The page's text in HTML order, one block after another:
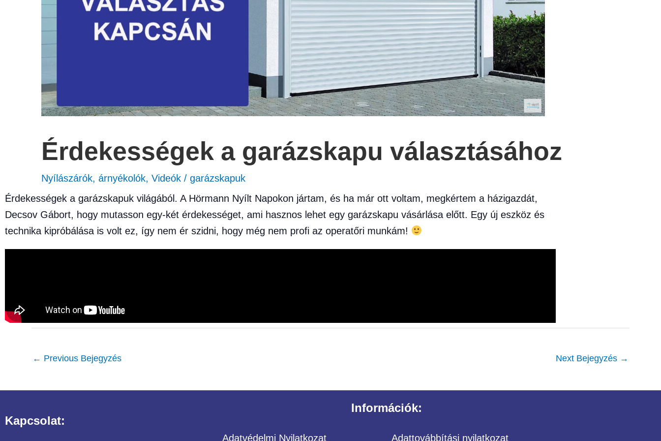
Érdekességek a garázskapu választásához
Nyílászárók, árnyékolók, Videók / garázskapuk
Érdekességek a garázskapuk világából. A Hörmann Nyílt Napokon jártam, és ha már ott voltam, megkértem a házigazdát,
Decsov Gábort, hogy mutasson egy-két érdekességet, ami hasznos lehet egy garázskapu vásárlása előtt. Egy új eszköz és
technika kipróbálása is volt ez, így nem ér szidni, hogy még nem profi az operatőri munkám!
← Previous Bejegyzés Next Bejegyzés →
Kapcsolat:
Információk:
Adatvédelmi Nyilatkozat Adattovábbítási nyilatkozat